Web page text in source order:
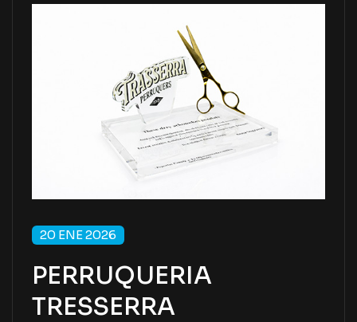
20 ENE 2026
PERRUQUERIA
TRESSERRA